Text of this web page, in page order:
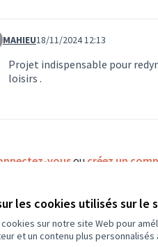
les cookies utilisés sur le
sur notre site Web pour
et un contenu plus personnalisés
1228
MAHIEU18/11/2024 12:13
Projet indispensable pour
loisirs .
vousou créez un